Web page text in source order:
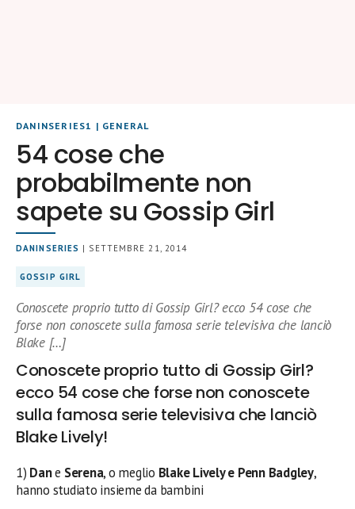
DANINSERIES1 | GENERAL
54 cose che
probabilmente non
sapete su Gossip Girl
DANINSERIES | SETTEMBRE 21, 2014
GOSSIP GIRL
Conoscete proprio tutto di Gossip Girl? ecco 54 cose che
forse non conoscete sulla famosa serie televisiva che lanciò
Blake […]
Conoscete proprio tutto di Gossip Girl?
ecco 54 cose che forse non conoscete
sulla famosa serie televisiva che lanciò
Blake Lively!
1) Dane Serena, o meglio Blake Lively e Penn Badgley,
hanno studiato insieme da bambini